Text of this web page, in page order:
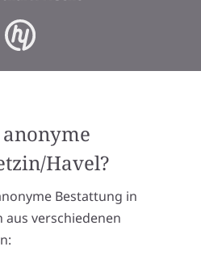
Havel?
Bestattung in
aus verschiedenen